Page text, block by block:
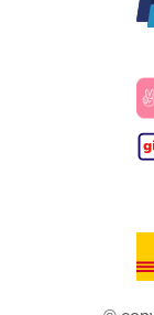
zu Ihren
Cookies zu
ZUSTIMMUNG